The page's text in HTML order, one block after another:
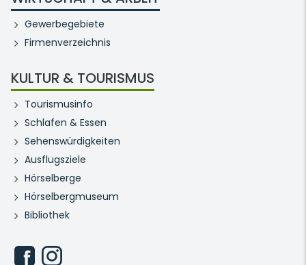
Gewerbegebiete
Firmenverzeichnis
KULTUR & TOURISMUS
Tourismusinfo
Schlafen & Essen
Sehenswürdigkeiten
Ausflugsziele
Hörselberge
Hörselbergmuseum
Bibliothek